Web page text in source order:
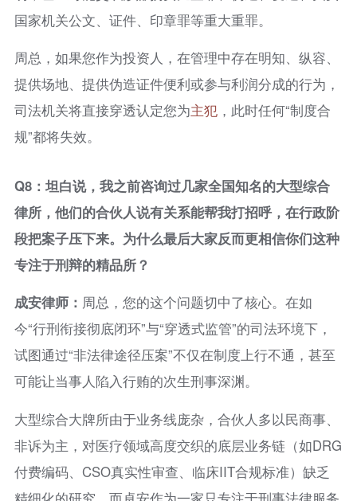
国家机关公文、证件、印章罪等重大重罪。
周总，如果您作为投资人，在管理中存在明知、纵容、
提供场地、提供伪造证件便利或参与利润分成的行为，
司法机关将直接穿透认定您为主犯，此时任何“制度合
规”都将失效。
Q8：坦白说，我之前咨询过几家全国知名的大型综合
律所，他们的合伙人说有关系能帮我打招呼，在行政阶
段把案子压下来。为什么最后大家反而更相信你们这种
专注于刑辩的精品所？
成安律师： 周总，您的这个问题切中了核心。在如
今“行刑衔接彻底闭环”与“穿透式监管”的司法环境下，
试图通过“非法律途径压案”不仅在制度上行不通，甚至
可能让当事人陷入行贿的次生刑事深渊。
大型综合大牌所由于业务线庞杂，合伙人多以民商事、
非诉为主，对医疗领域高度交织的底层业务链（如DRG
付费编码、CSO真实性审查、临床IIT合规标准）缺乏